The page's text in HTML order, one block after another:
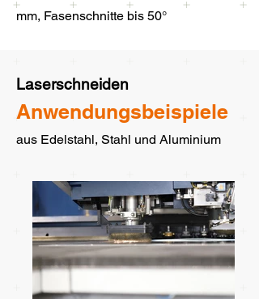
mm, Fasenschnitte bis 50°
Laserschneiden
Anwendungsbeispiele
aus Edelstahl, Stahl und Aluminium